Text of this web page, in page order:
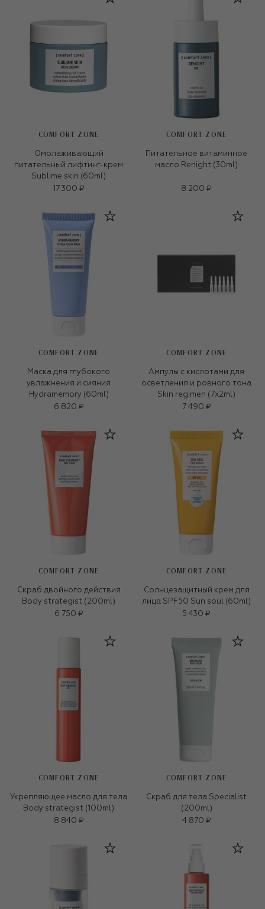
COMFORT ZONE
Омолаживающий
питательный лифтинг-крем
Sublime skin (60ml)
17 300 ₽
COMFORT ZONE
Питательное витаминное
масло Renight (30ml)
8 200 ₽
COMFORT ZONE
Маска для глубокого
увлажнения и сияния
Hydramemory (60ml)
6 820 ₽
COMFORT ZONE
Ампулы с кислотами для
осветления и ровного тона
Skin regimen (7х2ml)
7 490 ₽
COMFORT ZONE
Скраб двойного действия
Body strategist (200ml)
6 750 ₽
COMFORT ZONE
Солнцезащитный крем для
лица SPF50 Sun soul (60ml)
5 430 ₽
COMFORT ZONE
Укрепляющее масло для тела
Body strategist (100ml)
8 840 ₽
COMFORT ZONE
Скраб для тела Specialist
(200ml)
4 870 ₽